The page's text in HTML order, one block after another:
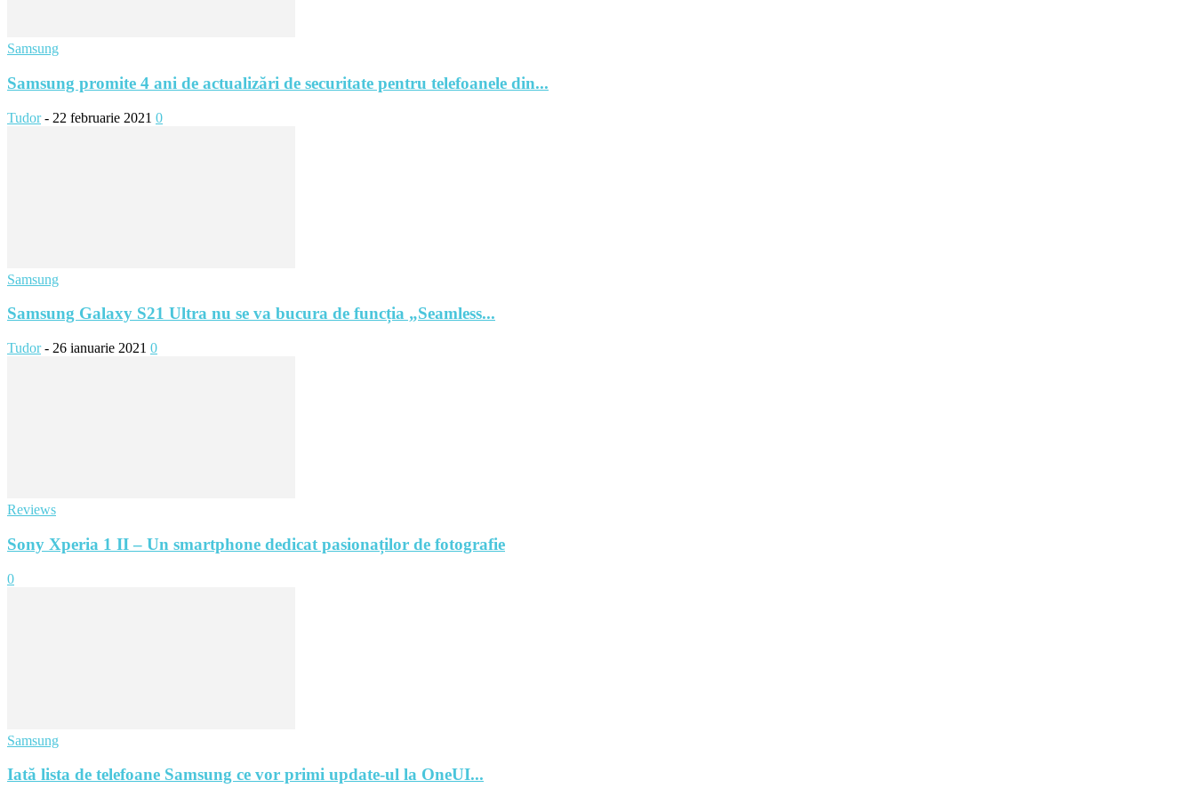
Samsung
Samsung promite 4 ani de actualizări de securitate pentru telefoanele din...
Tudor - 22 februarie 2021 0
Samsung
Samsung Galaxy S21 Ultra nu se va bucura de funcția „Seamless...
Tudor - 26 ianuarie 2021 0
Reviews
Sony Xperia 1 II – Un smartphone dedicat pasionaților de fotografie
0
Samsung
Iată lista de telefoane Samsung ce vor primi update-ul la OneUI...